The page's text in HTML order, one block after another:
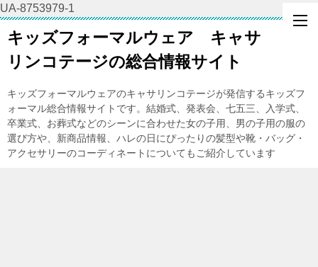
UA-8753979-1
キッズフォーマルウェア キャサ
リンコテージの総合情報サイト
キッズフォーマルウェアのキャサリンコテージが発信するキッズフ
ォーマル総合情報サイトです。結婚式、発表会、七五三、入学式、
卒業式、お葬式などのシーンに合わせた女の子用、男の子用の服の
選び方や、新商品情報、ハレの日にぴったりの髪型や靴・バッグ・
アクセサリーのコーディネートについてもご紹介しています